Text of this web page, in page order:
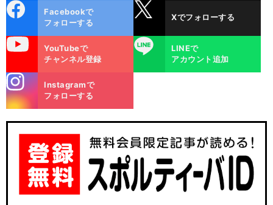
ok
Facebookで
フォローする
Xでフォローする
YouTubeで
チャンネル登録
LINE
LINEで
アカウント追加
m
Instagramで
フォローする